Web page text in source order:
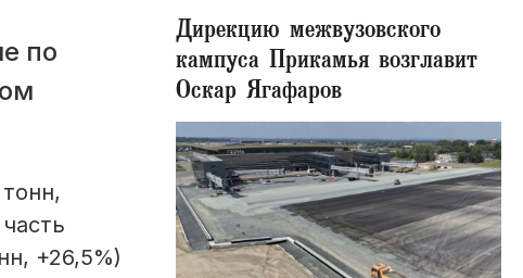
по
+26,5%)
Дирекцию межвузовского
кампуса Прикамья возглавит
Оскар Ягафаров